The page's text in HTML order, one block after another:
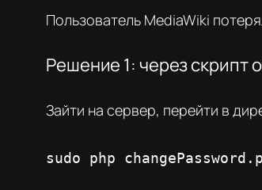
Пользователь MediaWiki
Решение 1: через скрипт
Зайти на сервер, перейти в
sudo php